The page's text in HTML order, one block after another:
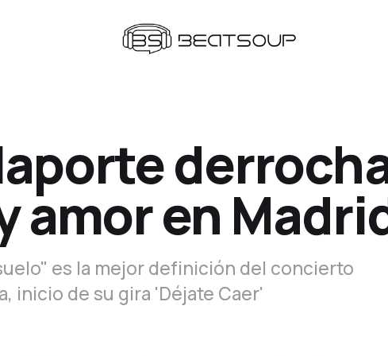
amor en
es la mejor definición del concierto
inicio de su gira 'Déjate Caer'